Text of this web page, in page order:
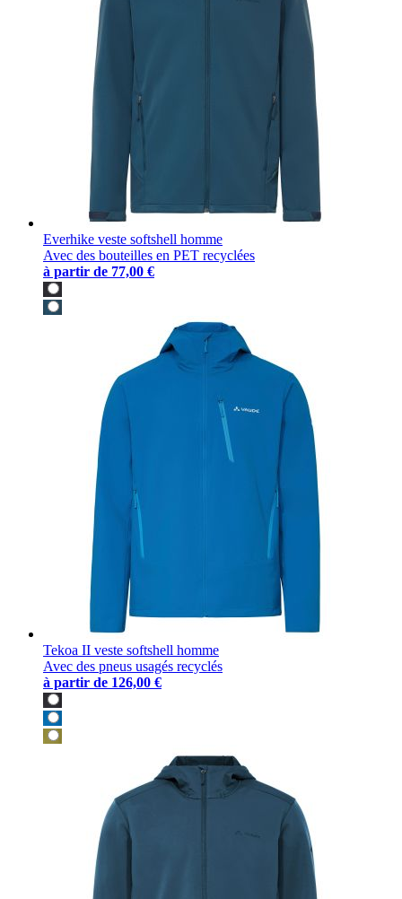
Everhike veste softshell homme
Avec des bouteilles en PET recyclées
à partir de 77,00 €
Tekoa II veste softshell homme
Avec des pneus usagés recyclés
à partir de 126,00 €